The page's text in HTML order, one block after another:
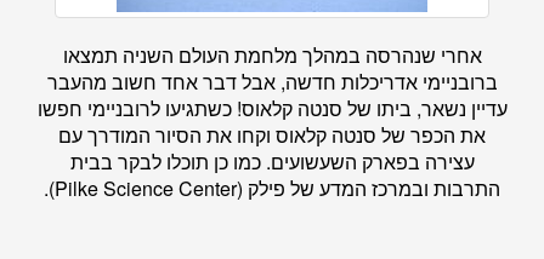
אחרי שנהרסה במהלך מלחמת העולם השניה תמצאו
ברובניימי אדריכלות חדשה, אבל דבר אחד חשוב מהעבר
עדיין נשאר, ביתו של סנטה קלאוס! כשתגיעו לרובניימי חפשו
את הכפר של סנטה קלאוס וקחו את הסיור המודרך עם
עצירה בפארק השעשועים. כמו כן תוכלו לבקר בבית
התרבות ובמרכז המדע של פילק (Pilke Science Center).